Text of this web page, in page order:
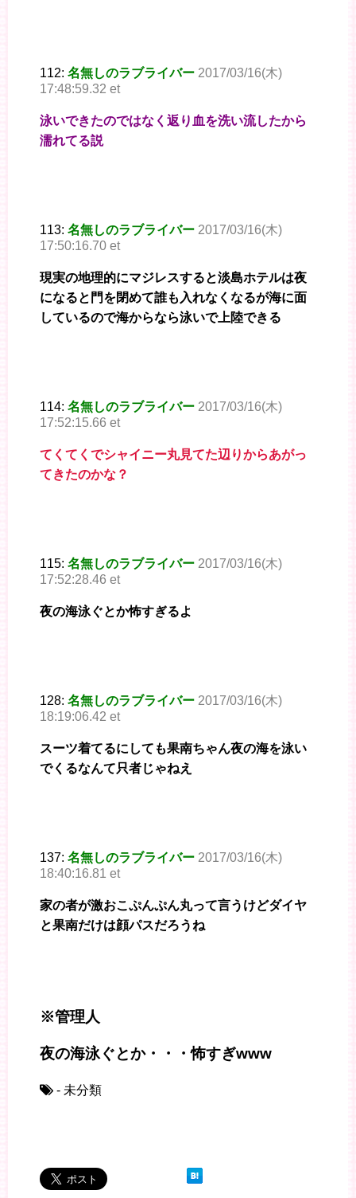
112: 名無しのラブライバー 2017/03/16(木)
17:48:59.32 et
泳いできたのではなく返り血を洗い流したから
濡れてる説
113: 名無しのラブライバー 2017/03/16(木)
17:50:16.70 et
現実の地理的にマジレスすると淡島ホテルは夜
になると門を閉めて誰も入れなくなるが海に面
しているので海からなら泳いで上陸できる
114: 名無しのラブライバー 2017/03/16(木)
17:52:15.66 et
てくてくでシャイニー丸見てた辺りからあがっ
てきたのかな？
115: 名無しのラブライバー 2017/03/16(木)
17:52:28.46 et
夜の海泳ぐとか怖すぎるよ
128: 名無しのラブライバー 2017/03/16(木)
18:19:06.42 et
スーツ着てるにしても果南ちゃん夜の海を泳い
でくるなんて只者じゃねえ
137: 名無しのラブライバー 2017/03/16(木)
18:40:16.81 et
家の者が激おこぷんぷん丸って言うけどダイヤ
と果南だけは顔パスだろうね
※管理人
夜の海泳ぐとか・・・怖すぎwww
- 未分類